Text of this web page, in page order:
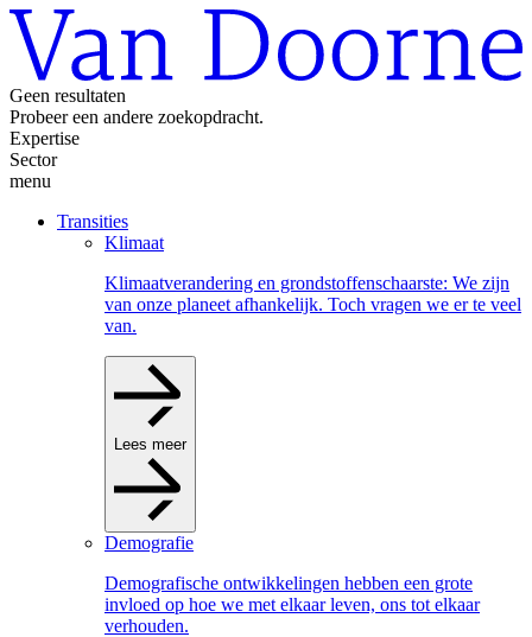
Geen resultaten
Probeer een andere zoekopdracht.
Expertise
Sector
menu
Transities
Klimaat
Klimaatverandering en grondstoffenschaarste: We zijn
van onze planeet afhankelijk. Toch vragen we er te veel
van.
Lees meer
Demografie
Demografische ontwikkelingen hebben een grote
invloed op hoe we met elkaar leven, ons tot elkaar
verhouden.